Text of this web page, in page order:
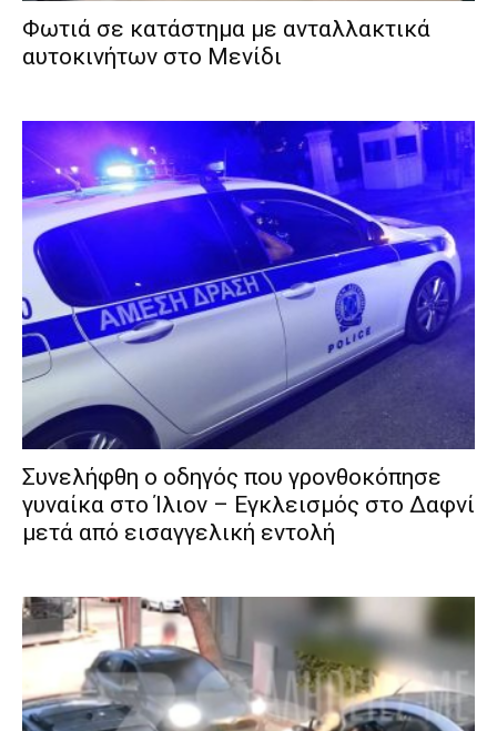
Φωτιά σε κατάστημα με ανταλλακτικά
αυτοκινήτων στο Μενίδι
Συνελήφθη ο οδηγός που γρονθοκόπησε
γυναίκα στο Ίλιον – Εγκλεισμός στο Δαφνί
μετά από εισαγγελική εντολή